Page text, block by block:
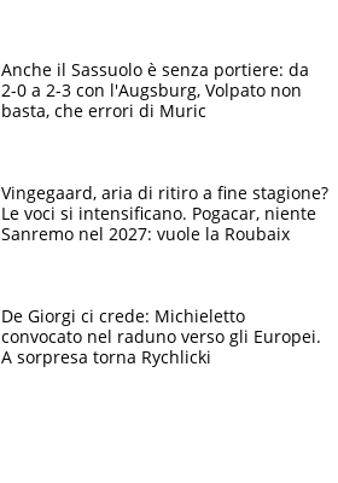
Anche il Sassuolo è senza portiere: da
2-0 a 2-3 con l'Augsburg, Volpato non
basta, che errori di Muric
Vingegaard, aria di ritiro a fine stagione?
Le voci si intensificano. Pogacar, niente
Sanremo nel 2027: vuole la Roubaix
De Giorgi ci crede: Michieletto
convocato nel raduno verso gli Europei.
A sorpresa torna Rychlicki